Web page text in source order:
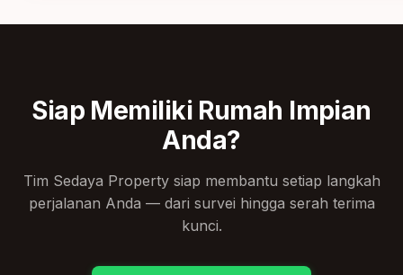
Siap Memiliki Rumah Impian
Anda?
Tim Sedaya Property siap membantu setiap langkah
perjalanan Anda — dari survei hingga serah terima
kunci.